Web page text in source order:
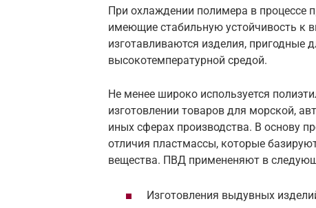
При охлаждении полимера в процессе
имеющие стабильную устойчивость к
изготавливаются изделия, пригодные
высокотемпературной средой.
Не менее широко используется
изготовлении товаров для морской,
иных сферах производства. В основу
отличия пластмассы, которые
вещества. ПВД примененяют в
Изготовления выдувных